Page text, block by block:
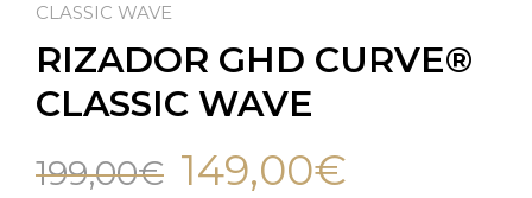
CLASSIC WAVE
RIZADOR GHD CURVE®
CLASSIC WAVE
199,00€ 149,00€